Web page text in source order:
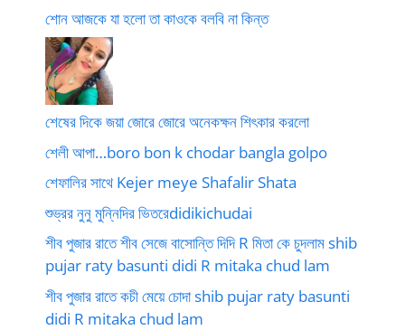
শোন আজকে যা হলো তা কাওকে বলবি না কিন্ত
শেষের দিকে জয়া জোরে জোরে অনেকক্ষন শিৎকার করলো
শেলী আপা…boro bon k chodar bangla golpo
শেফালির সাথে Kejer meye Shafalir Shata
শুভ্রর নুনু মুন্নিদির ভিতরেdidikichudai
শীব পুজার রাতে শীব সেজে বাসোন্তি দিদি R মিতা কে চুদলাম shib
pujar raty basunti didi R mitaka chud lam
শীব পুজার রাতে কচী মেয়ে চোদা shib pujar raty basunti
didi R mitaka chud lam